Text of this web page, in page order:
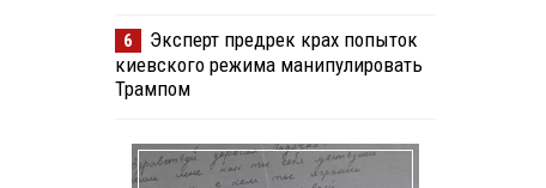
6
Эксперт предрек крах попыток
киевского режима манипулировать
Трампом